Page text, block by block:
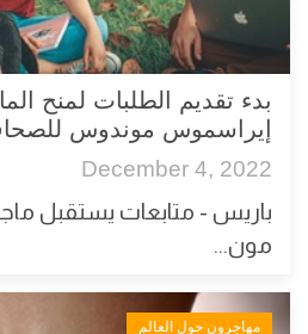
بدء تقديم الطلبات لمنح
إيراسموس موندوس
December 4, 2022
باريس - متابعات يستقبل
مون...
مهاجرون حول العالم